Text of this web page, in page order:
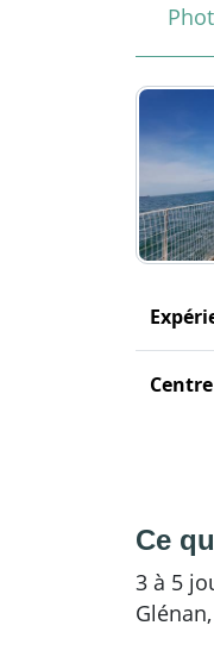
Ce
3 à 5